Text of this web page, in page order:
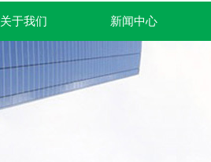
关于我们 新闻中心